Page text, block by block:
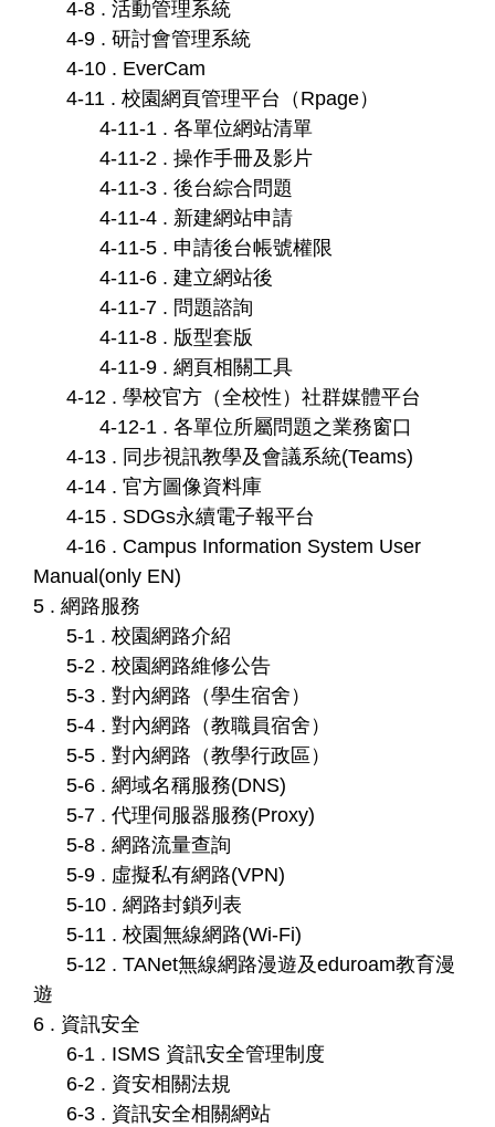
4-8 . 活動管理系統
4-9 . 研討會管理系統
4-10 . EverCam
4-11 . 校園網頁管理平台（Rpage）
4-11-1 . 各單位網站清單
4-11-2 . 操作手冊及影片
4-11-3 . 後台綜合問題
4-11-4 . 新建網站申請
4-11-5 . 申請後台帳號權限
4-11-6 . 建立網站後
4-11-7 . 問題諮詢
4-11-8 . 版型套版
4-11-9 . 網頁相關工具
4-12 . 學校官方（全校性）社群媒體平台
4-12-1 . 各單位所屬問題之業務窗口
4-13 . 同步視訊教學及會議系統(Teams)
4-14 . 官方圖像資料庫
4-15 . SDGs永續電子報平台
4-16 . Campus Information System User
Manual(only EN)
5 . 網路服務
5-1 . 校園網路介紹
5-2 . 校園網路維修公告
5-3 . 對內網路（學生宿舍）
5-4 . 對內網路（教職員宿舍）
5-5 . 對內網路（教學行政區）
5-6 . 網域名稱服務(DNS)
5-7 . 代理伺服器服務(Proxy)
5-8 . 網路流量查詢
5-9 . 虛擬私有網路(VPN)
5-10 . 網路封鎖列表
5-11 . 校園無線網路(Wi-Fi)
5-12 . TANet無線網路漫遊及eduroam教育漫
遊
6 . 資訊安全
6-1 . ISMS 資訊安全管理制度
6-2 . 資安相關法規
6-3 . 資訊安全相關網站